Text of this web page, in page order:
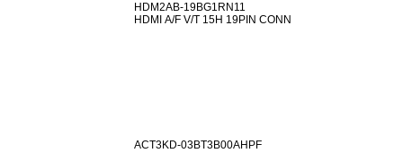
HDM2AB-19BG1RN11
HDMI A/F V/T 15H 19PIN CONN
ACT3KD-03BT3B00AHPF